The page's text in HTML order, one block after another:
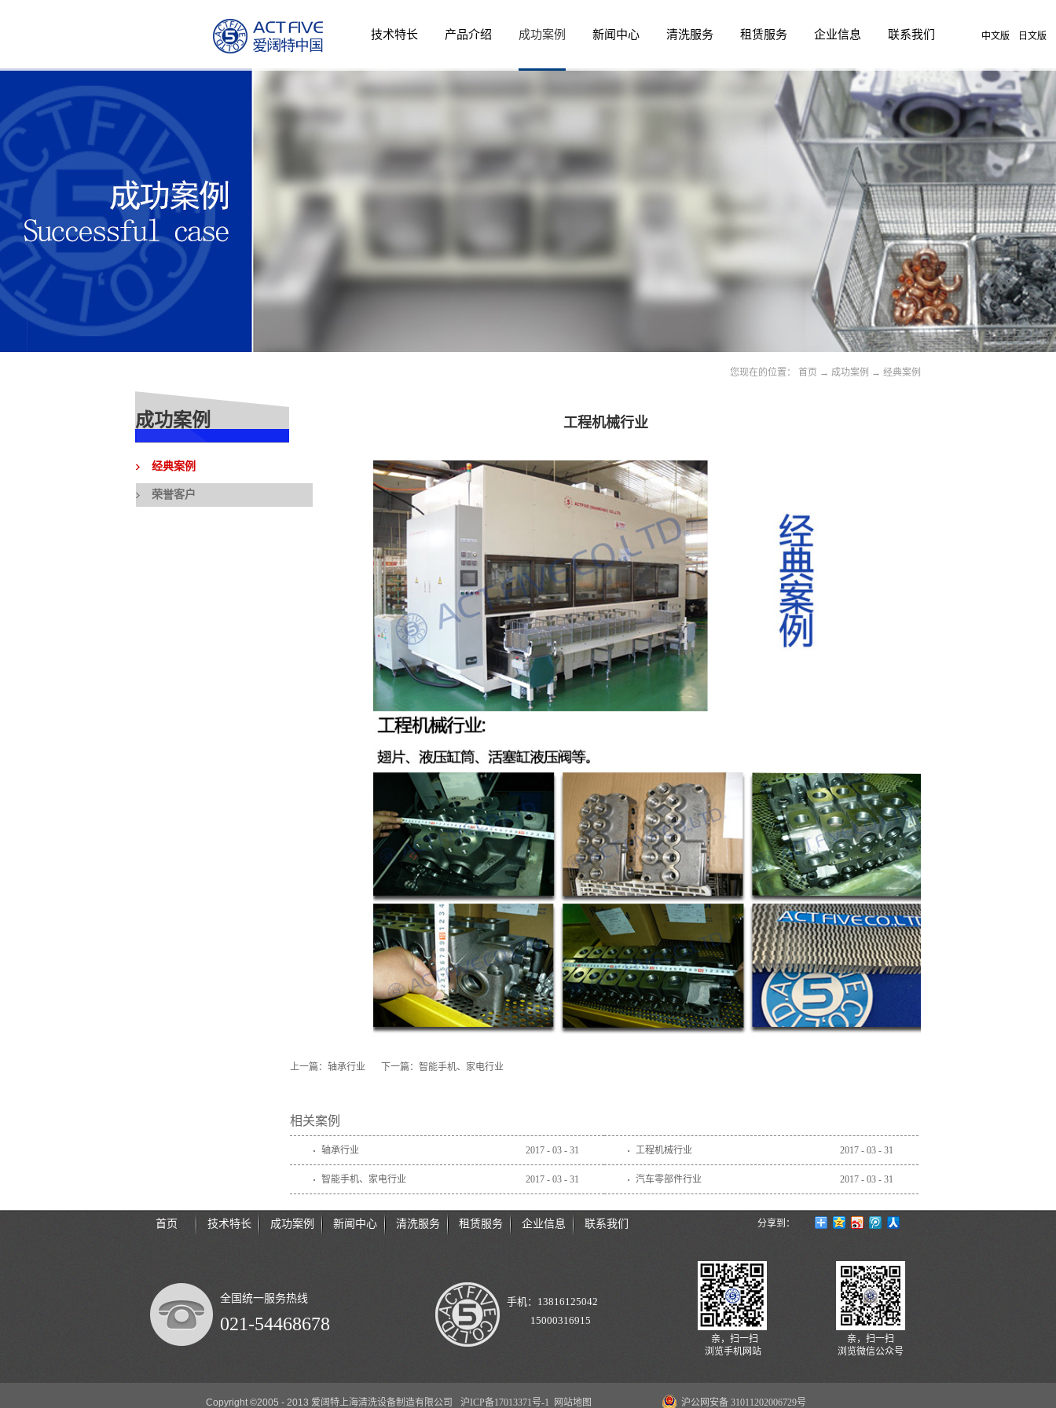
中文版 日文版
技术特长 产品介绍 成功案例 新闻中心 清洗服务 租赁服务 企业信息 联系我们
成功案例
经典案例
荣誉客户
您现在的位置： 首页 → 成功案例 → 经典案例
工程机械行业
上一篇： 轴承行业 下一篇： 智能手机、家电行业
相关案例
轴承行业 2017 - 03 - 31 工程机械行业 2017 - 03 - 31
智能手机、家电行业 2017 - 03 - 31 汽车零部件行业 2017 - 03 - 31
技术特长 成功案例 新闻中心 清洗服务 租赁服务 企业信息 联系我们
Copyright ©2005 - 2013 爱阔特上海清洗设备制造有限公司 沪ICP备17013371号-1 网站地图
全国统一服务热线
021-54468678
手机：13816125042
15000316915
亲，扫一扫
浏览手机网站
亲，扫一扫
浏览微信公众号
分享到：
首页
沪公网安备 31011202006729号